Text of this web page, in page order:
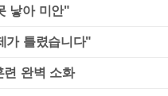
낳아 미안"
가 틀렸습니다"
완벽 소화